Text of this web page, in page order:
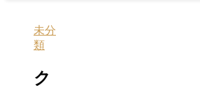
未分
類
ク